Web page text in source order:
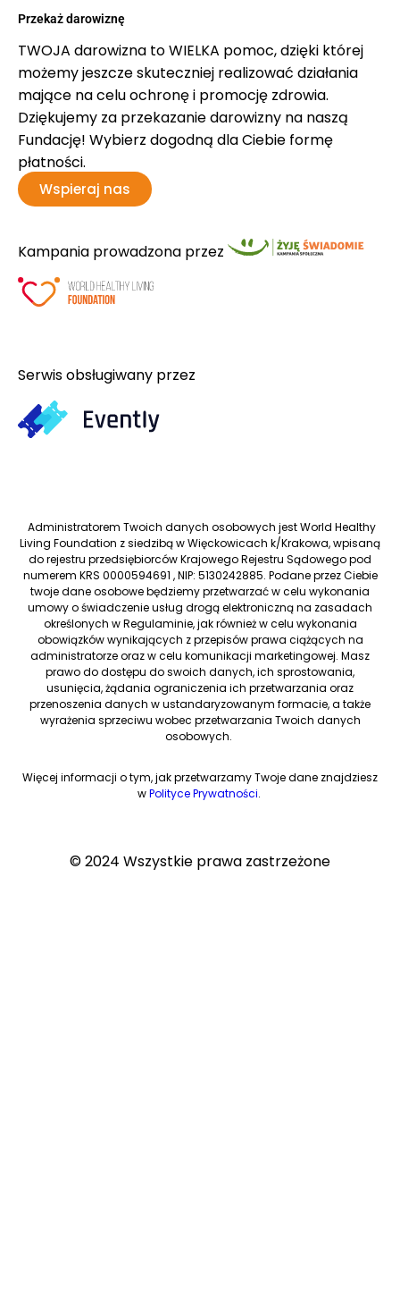
Przekaż darowiznę
TWOJA darowizna to WIELKA pomoc, dzięki której
możemy jeszcze skuteczniej realizować działania
mające na celu ochronę i promocję zdrowia.
Dziękujemy za przekazanie darowizny na naszą
Fundację! Wybierz dogodną dla Ciebie formę
płatności.
Wspieraj nas
Kampania prowadzona przez
Serwis obsługiwany przez
Administratorem Twoich danych osobowych jest World Healthy
Living Foundation z siedzibą w Więckowicach k/Krakowa, wpisaną
do rejestru przedsiębiorców Krajowego Rejestru Sądowego pod
numerem KRS 0000594691 , NIP: 5130242885. Podane przez Ciebie
twoje dane osobowe będziemy przetwarzać w celu wykonania
umowy o świadczenie usług drogą elektroniczną na zasadach
określonych w Regulaminie, jak również w celu wykonania
obowiązków wynikających z przepisów prawa ciążących na
administratorze oraz w celu komunikacji marketingowej. Masz
prawo do dostępu do swoich danych, ich sprostowania,
usunięcia, żądania ograniczenia ich przetwarzania oraz
przenoszenia danych w ustandaryzowanym formacie, a także
wyrażenia sprzeciwu wobec przetwarzania Twoich danych
osobowych.
Więcej informacji o tym, jak przetwarzamy Twoje dane znajdziesz
wPolityce Prywatności.
© 2024 Wszystkie prawa zastrzeżone